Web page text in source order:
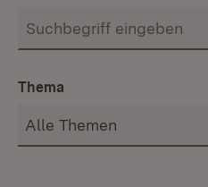
Thema